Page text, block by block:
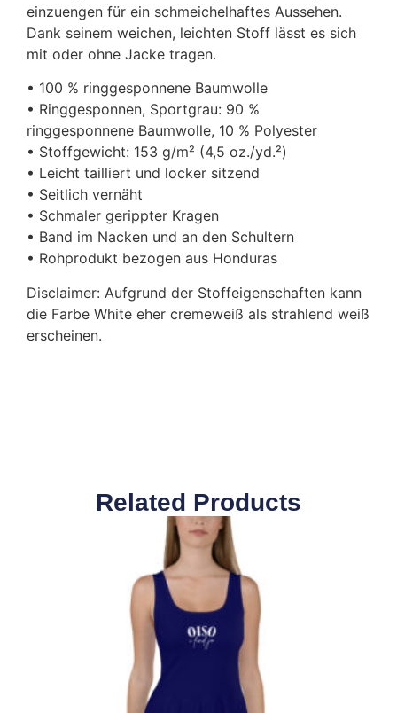
einzuengen für ein schmeichelhaftes Aussehen.
Dank seinem weichen, leichten Stoff lässt es sich
mit oder ohne Jacke tragen.
• 100 % ringgesponnene Baumwolle
• Ringgesponnen, Sportgrau: 90 %
ringgesponnene Baumwolle, 10 % Polyester
• Stoffgewicht: 153 g/m² (4,5 oz./yd.²)
• Leicht tailliert und locker sitzend
• Seitlich vernäht
• Schmaler gerippter Kragen
• Band im Nacken und an den Schultern
• Rohprodukt bezogen aus Honduras
Disclaimer: Aufgrund der Stoffeigenschaften kann
die Farbe White eher cremeweiß als strahlend weiß
erscheinen.
Related Products